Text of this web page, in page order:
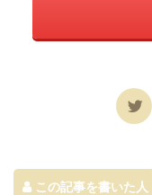
この記事を書いた人